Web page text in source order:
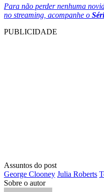
Para não perder nenhuma
no streaming, acompanhe o
PUBLICIDADE
Assuntos do post
George Clooney Julia Roberts
Sobre o autor